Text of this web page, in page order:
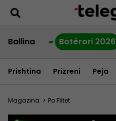
Ballina Botërori 2026
Prishtina Prizreni Peja
Magazina > Po Flitet